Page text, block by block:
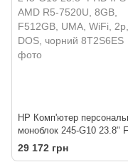
HP Комп'ютер
моноблок 245-G10 23.8"
IPS AG, AMD R5-7520U,
F512GB, UMA, WiFi, 2р,
29 172 грн